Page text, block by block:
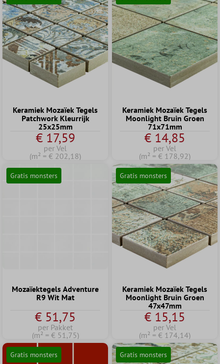
Keramiek Mozaïek Tegels
Patchwork Kleurrijk
25x25mm
€ 17,59
per Vel
(m² = € 202,18)
Keramiek Mozaïek Tegels
Moonlight Bruin Groen
71x71mm
€ 14,85
per Vel
(m² = € 178,92)
Gratis monsters
Mozaïektegels Adventure
R9 Wit Mat
€ 51,75
per Pakket
(m² = € 51,75)
Gratis monsters
Keramiek Mozaïek Tegels
Moonlight Bruin Groen
47x47mm
€ 15,15
per Vel
(m² = € 174,14)
Gratis monsters Gratis monsters